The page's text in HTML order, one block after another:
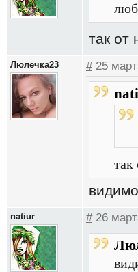
так от
Люлечка23 #25
так
natiur #26